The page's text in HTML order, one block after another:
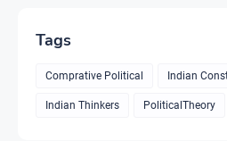
Tags
Comprative Political Indian
Indian Thinkers PoliticalTheory